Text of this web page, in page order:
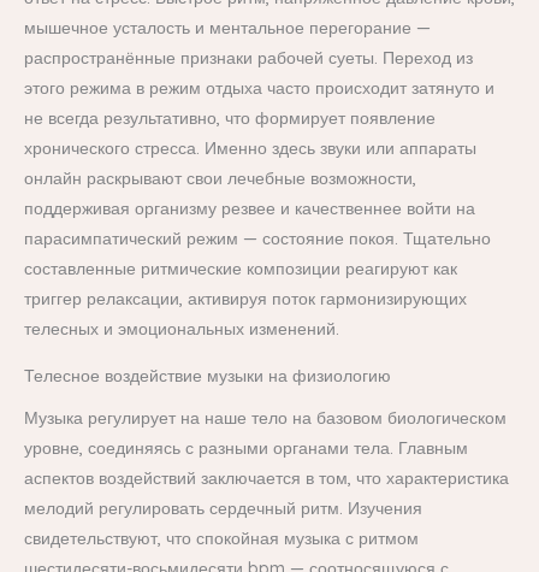
мышечное усталость и ментальное перегорание —
распространённые признаки рабочей суеты. Переход из
этого режима в режим отдыха часто происходит затянуто и
не всегда результативно, что формирует появление
хронического стресса. Именно здесь звуки или аппараты
онлайн раскрывают свои лечебные возможности,
поддерживая организму резвее и качественнее войти на
парасимпатический режим — состояние покоя. Тщательно
составленные ритмические композиции реагируют как
триггер релаксации, активируя поток гармонизирующих
телесных и эмоциональных изменений.
Телесное воздействие музыки на физиологию
Музыка регулирует на наше тело на базовом биологическом
уровне, соединяясь с разными органами тела. Главным
аспектов воздействий заключается в том, что характеристика
мелодий регулировать сердечный ритм. Изучения
свидетельствуют, что спокойная музыка с ритмом